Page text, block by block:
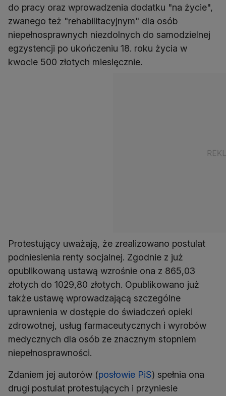
do pracy oraz wprowadzenia dodatku "na życie",
zwanego też "rehabilitacyjnym" dla osób
niepełnosprawnych niezdolnych do samodzielnej
egzystencji po ukończeniu 18. roku życia w
kwocie 500 złotych miesięcznie.
Protestujący uważają, że zrealizowano postulat
podniesienia renty socjalnej. Zgodnie z już
opublikowaną ustawą wzrośnie ona z 865,03
złotych do 1029,80 złotych. Opublikowano już
także ustawę wprowadzającą szczególne
uprawnienia w dostępie do świadczeń opieki
zdrowotnej, usług farmaceutycznych i wyrobów
medycznych dla osób ze znacznym stopniem
niepełnosprawności.
Zdaniem jej autorów (posłowie PiS) spełnia ona
drugi postulat protestujących i przyniesie